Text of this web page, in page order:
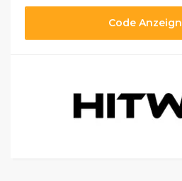
Code Anzeign